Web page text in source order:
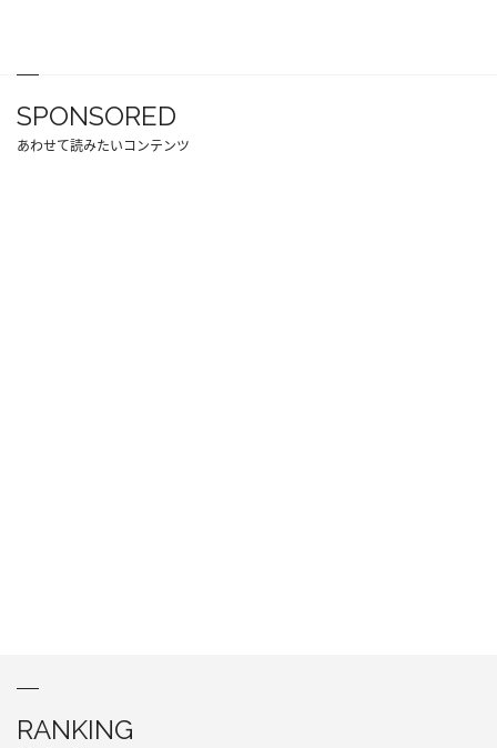
SPONSORED
あわせて読みたいコンテンツ
RANKING